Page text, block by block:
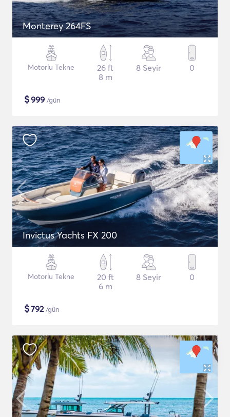
Monterey 264FS
Motorlu Tekne
26 ft
8 m
8 Seyir 0
$999 /gün
Invictus Yachts FX 200
Motorlu Tekne
20 ft
6 m
8 Seyir 0
$792/gün